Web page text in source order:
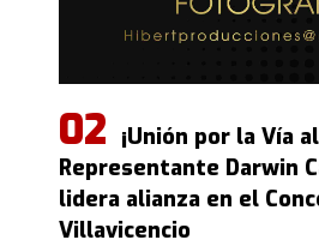
¡Unión por la Vía
Representante Darwin
lidera alianza en el
Villavicencio